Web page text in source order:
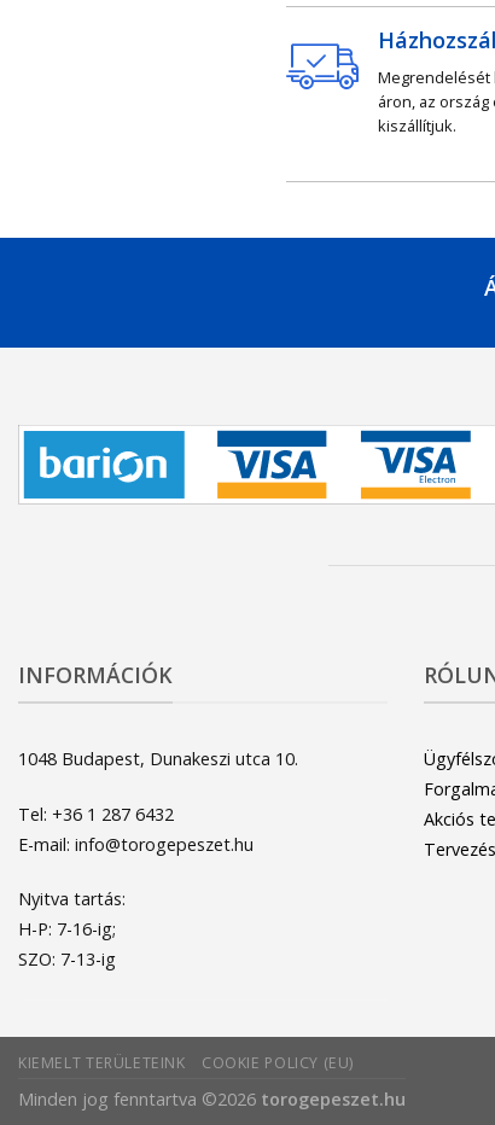
Megrendelését
áron, az
kiszállítjuk.
INFORMÁCIÓK
1048 Budapest, Dunakeszi utca 10.
Tel: +36 1 287 6432
E-mail: info@torogepeszet.hu
Nyitva tartás:
H-P: 7-16-ig;
SZO: 7-13-ig
Akciós
Tervezés
KIEMELT TERÜLETEINK COOKIE POLICY (EU)
Minden jog fenntartva ©2026 torogepeszet.hu